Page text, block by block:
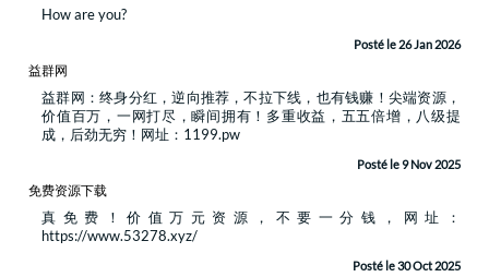
How are you?
Posté le 26 Jan 2026
益群网
益群网：终身分红，逆向推荐，不拉下线，也有钱赚！尖端资源，
价值百万，一网打尽，瞬间拥有！多重收益，五五倍增，八级提
成，后劲无穷！网址：1199.pw
Posté le 9 Nov 2025
免费资源下载
真免费！价值万元资源，不要一分钱，网址：
https://www.53278.xyz/
Posté le 30 Oct 2025